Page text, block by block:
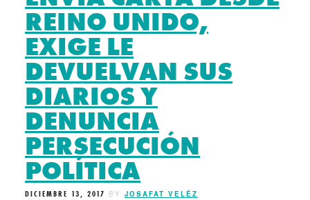
REINO UNIDO,
EXIGE LE
DEVUELVAN SUS
DIARIOS Y
DENUNCIA
PERSECUCIÓN
POLÍTICA
DICIEMBRE 13, 2017 BY JOSAFAT VELÉZ